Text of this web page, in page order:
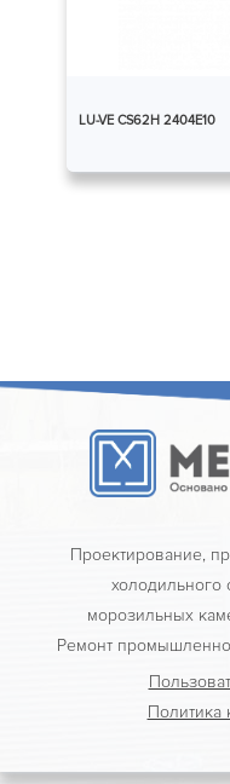
LU-VE CS62H 2404E10
Проектирование,
холодильного
морозильных
Ремонт
Политика